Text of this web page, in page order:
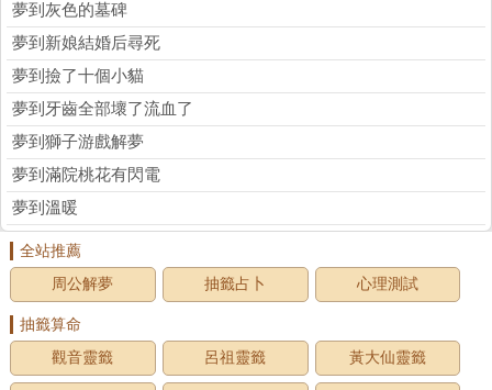
夢到灰色的墓碑
夢到新娘結婚后尋死
夢到撿了十個小貓
夢到牙齒全部壞了流血了
夢到獅子游戲解夢
夢到滿院桃花有閃電
夢到溫暖
全站推薦
周公解夢
抽籤占卜 心理測試
抽籤算命
觀音靈籤
呂祖靈籤 黃大仙靈籤